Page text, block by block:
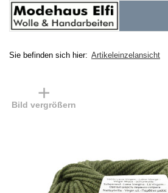
Sie befinden sich hier: Artikeleinzelansicht
Bild vergrößern